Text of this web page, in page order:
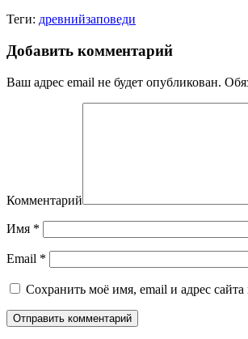
Теги: древнийзаповеди
Добавить комментарий
Ваш адрес email не будет опубликован.
Комментарий
Имя *
Email *
Сохранить моё имя, email и адрес